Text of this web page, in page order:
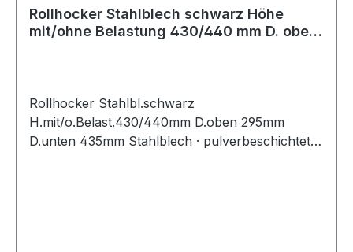
Rollhocker Stahlblech schwarz Höhe
mit/ohne Belastung 430/440 mm D. oben
Rollhocker Stahlbl.schwarz
H.mit/o.Belast.430/440mm D.oben 295mm
D.unten 435mm Stahlblech · pulverbeschichtet ·